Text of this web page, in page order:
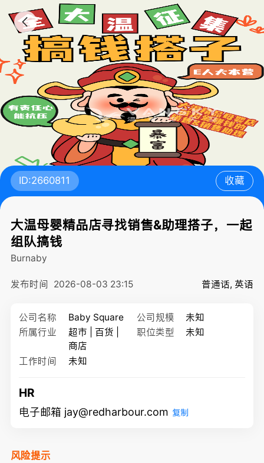
ID:2660811 收藏
大温母婴精品店寻找销售&助理搭子，一起
组队搞钱
Burnaby
发布时间 2026-08-03 23:15 普通话, 英语
公司名称 Baby Square 公司规模
未知
所属行业
超市 | 百货 |
商店
职位类型 未知
工作时间 未知
HR
电子邮箱 jay@redharbour.com 复制
风险提示